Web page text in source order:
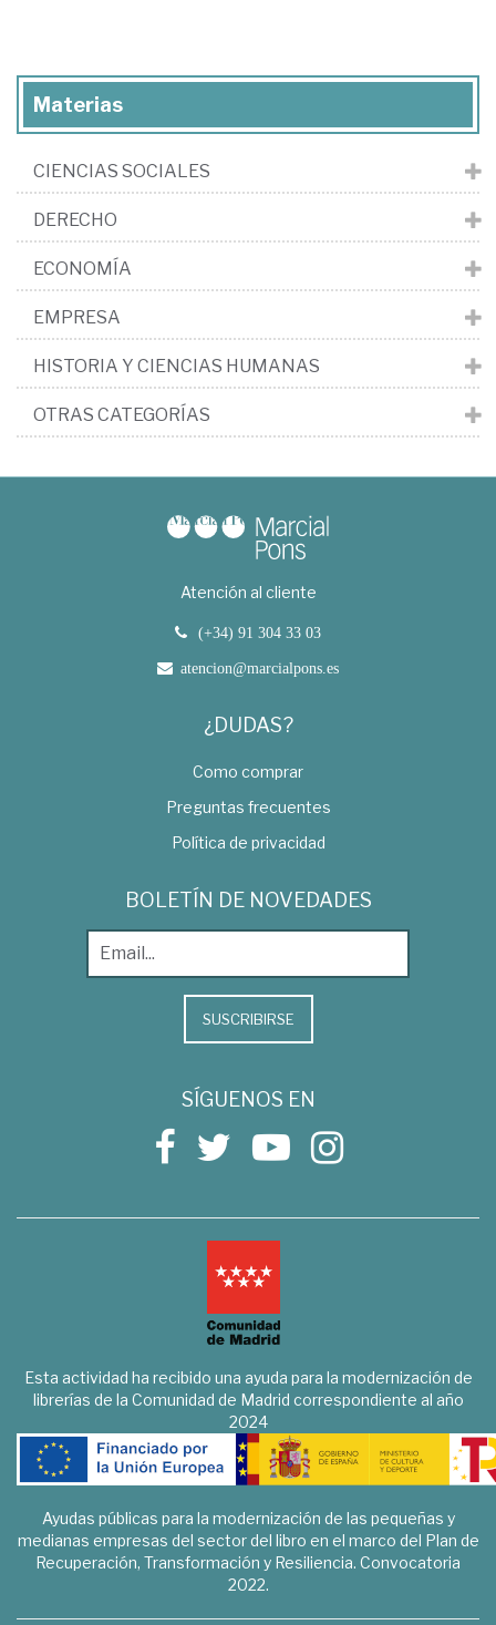
Materias
CIENCIAS SOCIALES
DERECHO
ECONOMÍA
EMPRESA
HISTORIA Y CIENCIAS HUMANAS
OTRAS CATEGORÍAS
Atención al cliente
(+34) 91 304 33 03
atencion@marcialpons.es
¿DUDAS?
Como comprar
Preguntas frecuentes
Política de privacidad
BOLETÍN DE NOVEDADES
SUSCRIBIRSE
SÍGUENOS EN
Esta actividad ha recibido una ayuda para la modernización de
librerías de la Comunidad de Madrid correspondiente al año
2024
Ayudas públicas para la modernización de las pequeñas y
medianas empresas del sector del libro en el marco del Plan de
Recuperación, Transformación y Resiliencia. Convocatoria
2022.